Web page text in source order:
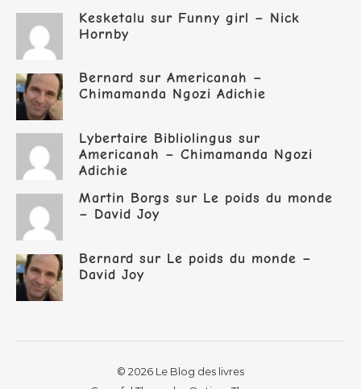
Kesketalu sur Funny girl – Nick
Hornby
Bernard sur Americanah –
Chimamanda Ngozi Adichie
Lybertaire Bibliolingus sur
Americanah – Chimamanda Ngozi
Adichie
Martin Borgs sur Le poids du monde
– David Joy
Bernard sur Le poids du monde –
David Joy
© 2026 Le Blog des livres